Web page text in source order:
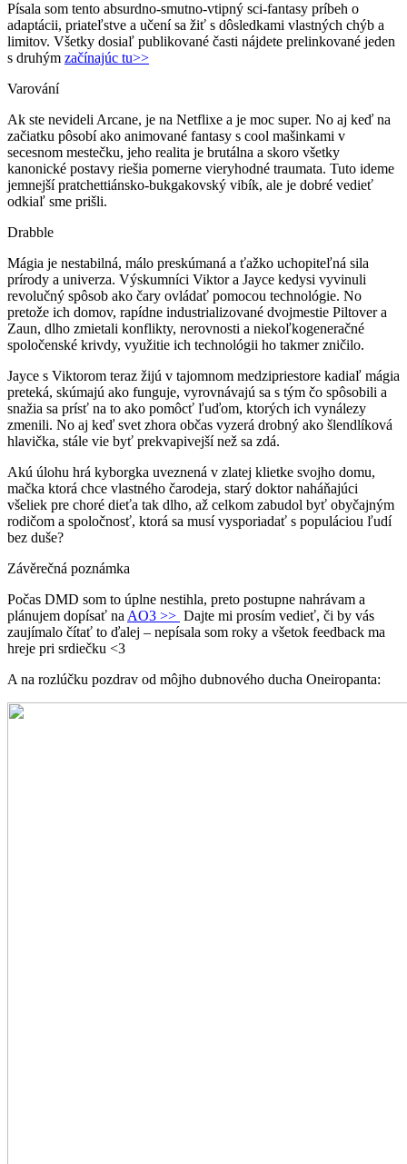
Písala som tento absurdno-smutno-vtipný sci-fantasy príbeh o
adaptácii, priateľstve a učení sa žiť s dôsledkami vlastných chýb a
limitov. Všetky dosiaľ publikované časti nájdete prelinkované jeden
s druhým začínajúc tu>>
Varování
Ak ste nevideli Arcane, je na Netflixe a je moc super. No aj keď na
začiatku pôsobí ako animované fantasy s cool mašinkami v
secesnom mestečku, jeho realita je brutálna a skoro všetky
kanonické postavy riešia pomerne vieryhodné traumata. Tuto ideme
jemnejší pratchettiánsko-bukgakovský vibík, ale je dobré vedieť
odkiaľ sme prišli.
Drabble
Mágia je nestabilná, málo preskúmaná a ťažko uchopiteľná sila
prírody a univerza. Výskumníci Viktor a Jayce kedysi vyvinuli
revolučný spôsob ako čary ovládať pomocou technológie. No
pretože ich domov, rapídne industrializované dvojmestie Piltover a
Zaun, dlho zmietali konflikty, nerovnosti a niekoľkogeneračné
spoločenské krivdy, využitie ich technológii ho takmer zničilo.
Jayce s Viktorom teraz žijú v tajomnom medzipriestore kadiaľ mágia
preteká, skúmajú ako funguje, vyrovnávajú sa s tým čo spôsobili a
snažia sa prísť na to ako pomôcť ľuďom, ktorých ich vynálezy
zmenili. No aj keď svet zhora občas vyzerá drobný ako šlendlíková
hlavička, stále vie byť prekvapivejší než sa zdá.
Akú úlohu hrá kyborgka uveznená v zlatej klietke svojho domu,
mačka ktorá chce vlastného čarodeja, starý doktor naháňajúci
všeliek pre choré dieťa tak dlho, až celkom zabudol byť obyčajným
rodičom a spoločnosť, ktorá sa musí vysporiadať s populáciou ľudí
bez duše?
Závěrečná poznámka
Počas DMD som to úplne nestihla, preto postupne nahrávam a
plánujem dopísať na AO3 >> Dajte mi prosím vedieť, či by vás
zaujímalo čítať to ďalej – nepísala som roky a všetok feedback ma
hreje pri srdiečku <3
A na rozlúčku pozdrav od môjho dubnového ducha Oneiropanta: